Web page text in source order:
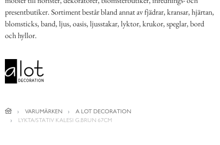
presentbutiker. Sortiment består bland annat av fjädrar, kransar, hjärtan,
blomsticks, band, ljus, oasis, ljusstakar, lyktor, krukor, speglar, bord
och hyllor.
VARUMÄRKEN
A LOT DECORATION
LYKTA/STATIV KALESI G.BRUN 67CM